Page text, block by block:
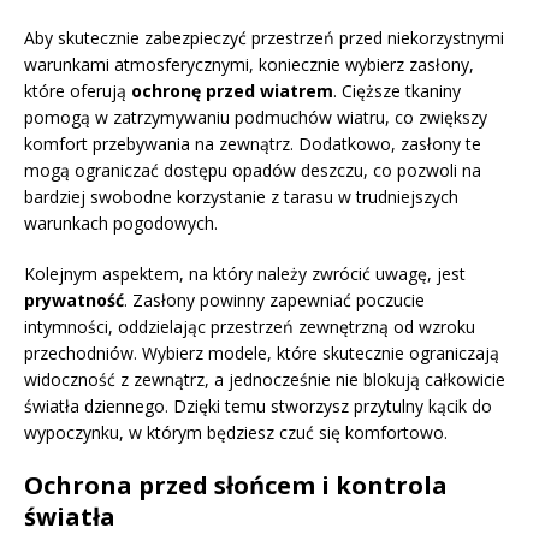
Aby skutecznie zabezpieczyć przestrzeń przed niekorzystnymi
warunkami atmosferycznymi, koniecznie wybierz zasłony,
które oferują ochronę przed wiatrem. Cięższe tkaniny
pomogą w zatrzymywaniu podmuchów wiatru, co zwiększy
komfort przebywania na zewnątrz. Dodatkowo, zasłony te
mogą ograniczać dostępu opadów deszczu, co pozwoli na
bardziej swobodne korzystanie z tarasu w trudniejszych
warunkach pogodowych.
Kolejnym aspektem, na który należy zwrócić uwagę, jest
prywatność. Zasłony powinny zapewniać poczucie
intymności, oddzielając przestrzeń zewnętrzną od wzroku
przechodniów. Wybierz modele, które skutecznie ograniczają
widoczność z zewnątrz, a jednocześnie nie blokują całkowicie
światła dziennego. Dzięki temu stworzysz przytulny kącik do
wypoczynku, w którym będziesz czuć się komfortowo.
Ochrona przed słońcem i kontrola
światła